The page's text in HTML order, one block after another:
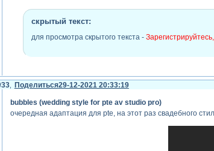
скрытый текст:
для просмотра скрытого текста -
Поделиться
33 29-12-2021 20:33:19
bubbles (wedding style for pte av studio pro)
очередная адаптация для pte, на этот раз свадебного